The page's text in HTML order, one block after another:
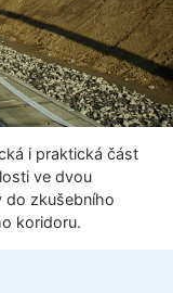
i praktická část
ve dvou
do zkušebního
koridoru.